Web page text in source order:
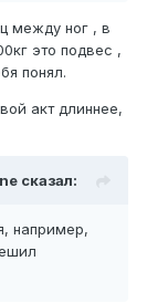
между ног , в
это подвес ,
понял.
акт длиннее,
сказал:
например,